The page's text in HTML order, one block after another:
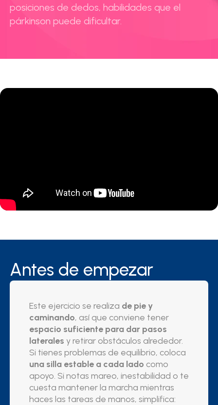
posiciones de dedos, habilidades que el
párkinson puede dificultar.
Antes de empezar
Este ejercicio se realiza de pie y
caminando, así que conviene tener
espacio suficiente para dar pasos
laterales y retirar obstáculos alrededor.
Si tienes problemas de equilibrio, coloca
una silla estable a cada lado como
apoyo. Si notas mareo, inestabilidad o te
cuesta mantener la marcha mientras
haces las tareas de manos, simplifica: